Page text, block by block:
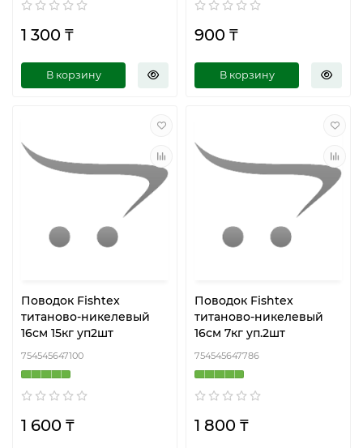
1 300 ₸
В корзину
900 ₸
В корзину
Поводок Fishtex
титаново-никелевый
16см 15кг уп2шт
754545647100
1 600 ₸
Поводок Fishtex
титаново-никелевый
16см 7кг уп.2шт
754545647786
1 800 ₸